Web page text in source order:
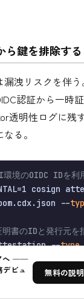
ら鍵を排除する
洩リスクを伴
認証から一時
透明性ログに残
る。
境のOIDC IDを利
cosign
--
書のIDと発行元を
--type
identity-regexp
へ ──
ビュ
無料の説